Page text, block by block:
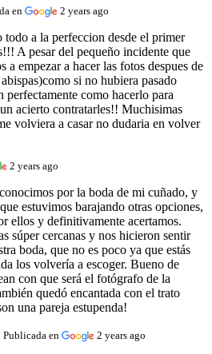
en 2 years ago
todo a la perfeccion desde el primer
A pesar del pequeño incidente que
a empezar a hacer las fotos despues de
si no hubiera pasado
perfectamente como hacerlo para
acierto contratarles!! Muchisimas
volviera a casar no dudaria en volver
2 years ago
por la boda de mi cuñado, y
estuvimos barajando otras opciones,
ellos y definitivamente acertamos.
súper cercanas y nos hicieron sentir
boda, que no es poco ya que estás
los volvería a escoger. Bueno de
con que será el fotógrafo de la
quedó encantada con el trato
una pareja estupenda!
Publicada en 2 years ago